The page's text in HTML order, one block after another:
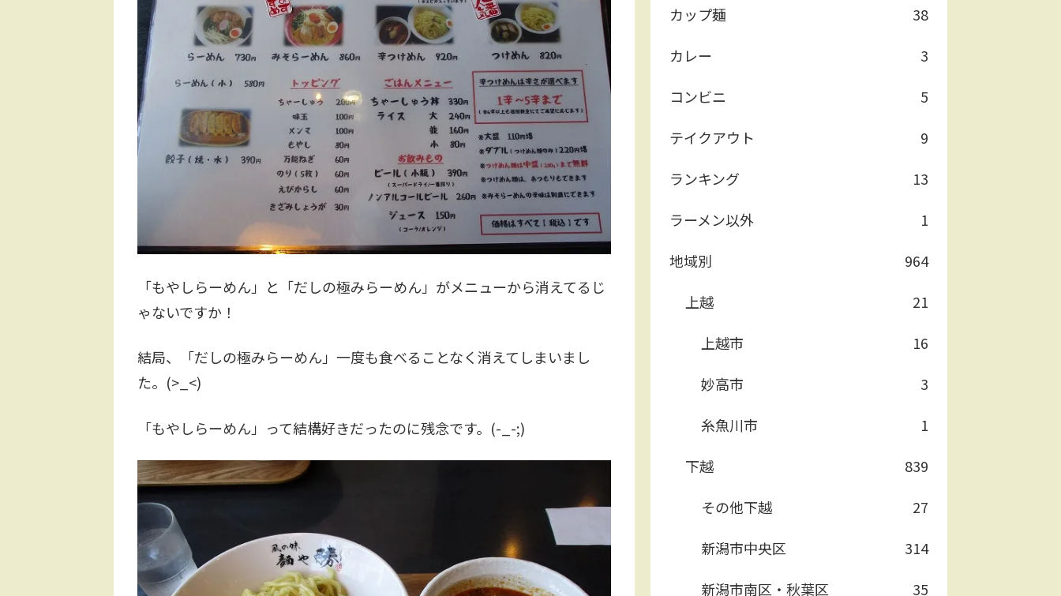
「もやしらーめん」と「だしの極みらーめん」がメニューから消えてるじ
ゃないですか！
結局、「だしの極みらーめん」一度も食べることなく消えてしまいまし
た。(>_<)
「もやしらーめん」って結構好きだったのに残念です。(-_-;)
カップ麺
38
カレー
3
コンビニ
5
テイクアウト
9
ランキング
13
ラーメン以外
1
地域別
964
上越
21
上越市
16
妙高市
3
糸魚川市
1
下越
839
その他下越
27
新潟市中央区
314
新潟市南区・秋葉区
35